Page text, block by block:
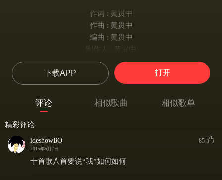
作词 : 黄贯中
作曲 : 黄贯中
编曲 : 黄贯中
制作人 : 黄贯中
我仲未哼够别要停 我要你去为我做证
这片领地照旧扩张 拒绝扮承认
别假装扮精乖扮聪明
你与我若继续坐低 双腿可结冰
我有理由向你大隘
下载APP 打开
评论 相似歌曲 相似歌单
精彩评论
ideshowBO
2015年5月7日
85
十首歌八首要说“我”如何如何